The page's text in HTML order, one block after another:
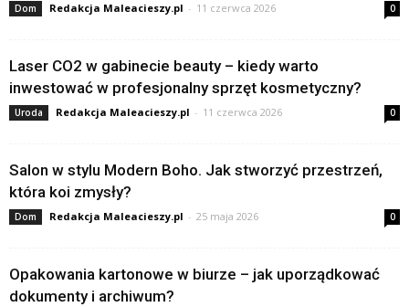
Dom Redakcja Maleacieszy.pl - 11 czerwca 2026 0
Laser CO2 w gabinecie beauty – kiedy warto
inwestować w profesjonalny sprzęt kosmetyczny?
Uroda Redakcja Maleacieszy.pl - 11 czerwca 2026 0
Salon w stylu Modern Boho. Jak stworzyć przestrzeń,
która koi zmysły?
Dom Redakcja Maleacieszy.pl - 25 maja 2026 0
Opakowania kartonowe w biurze – jak uporządkować
dokumenty i archiwum?